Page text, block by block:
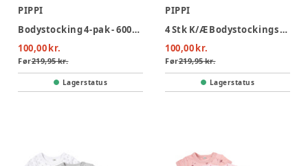
PIPPI
Bodystocking 4-pak - 600/Lilac
100,00 kr.
Før219,95 kr.
Lagerstatus
PIPPI
4 Stk K/Æ Bodystockings - Lyseblå 700
100,00 kr.
Før219,95 kr.
Lagerstatus